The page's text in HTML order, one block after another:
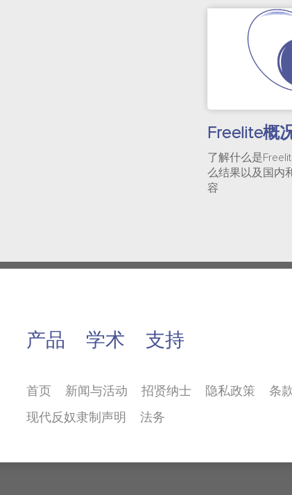
Freelite概
了解什么是
么结果以及国内
容
产品 学术 支持
首页 新闻与活动 招贤纳士 隐私政策 条
现代反奴隶制声明 法务